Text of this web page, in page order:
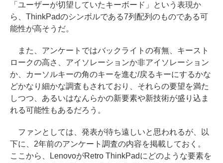
「ユーザーが切望していたキーボード」という表現か
ら、ThinkPadのシンボルである7列配列のものである可
能性が高そうだ。
また、アンケートではバックライトの有無、キースト
ロークの高さ、アイソレーションか非アイソレーション
か、カーソルキーの角のキーを進む/戻るキーにするかな
どかなり細かな調査もされており、それらの要望を満た
しつつ、あるいはなんらかの新要素や新技術が盛り込ま
れる可能性もあるだろう。
ファンとしては、発表が待ち遠しいと思われるが、以
下に、2年前のアンケート調査の内容を掲載しておく。
ここから、LenovoがRetro ThinkPadにどのような要素を